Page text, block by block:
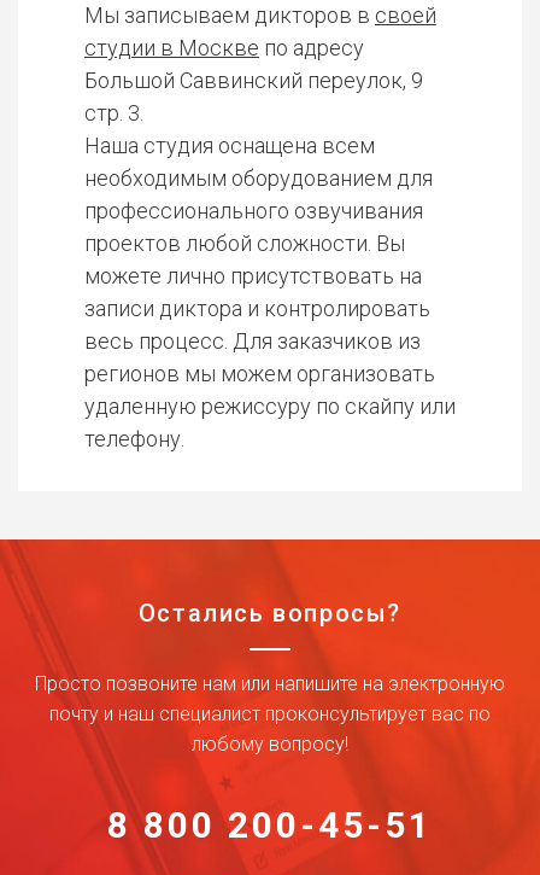
Мы записываем дикторов в своей
студии в Москве по адресу
Большой Саввинский переулок, 9
стр. 3.
Наша студия оснащена всем
необходимым оборудованием для
профессионального озвучивания
проектов любой сложности. Вы
можете лично присутствовать на
записи диктора и контролировать
весь процесс. Для заказчиков из
регионов мы можем организовать
удаленную режиссуру по скайпу или
телефону.
Остались вопросы?
Просто позвоните нам или напишите на электронную
почту и наш специалист проконсультирует вас по
любому вопросу!
8 800 200-45-51